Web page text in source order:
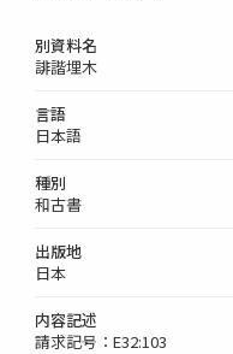
別資料名
誹諧埋木
言語
日本語
種別
和古書
出版地
日本
内容記述
請求記号：E32:103